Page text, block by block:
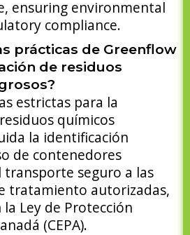
ensuring environmental
compliance.
prácticas de Greenflow
de residuos
estrictas para la
químicos
la identificación
de contenedores
transporte seguro a las
tratamiento autorizadas,
Ley de Protección
(CEPA).